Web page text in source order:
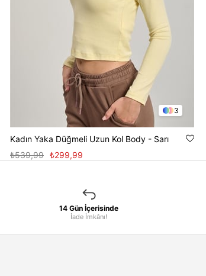
3
Kadın Yaka Düğmeli Uzun Kol Body - Sarı
₺299,99
₺539,99
14 Gün İçerisinde
İade İmkânı!